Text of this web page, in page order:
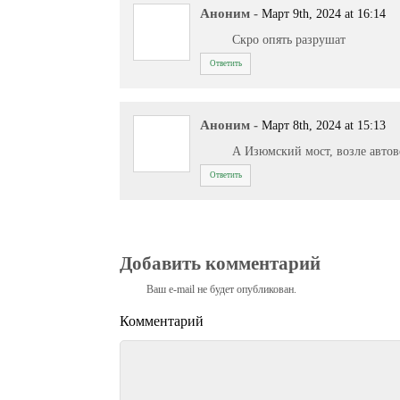
Аноним - Март 9th, 2024 at 16:14
Скро опять разрушат
Ответить
Аноним - Март 8th, 2024 at 15:13
А Изюмский мост, возле
Ответить
Добавить комментарий
Ваш e-mail не будет опубликован.
Комментарий